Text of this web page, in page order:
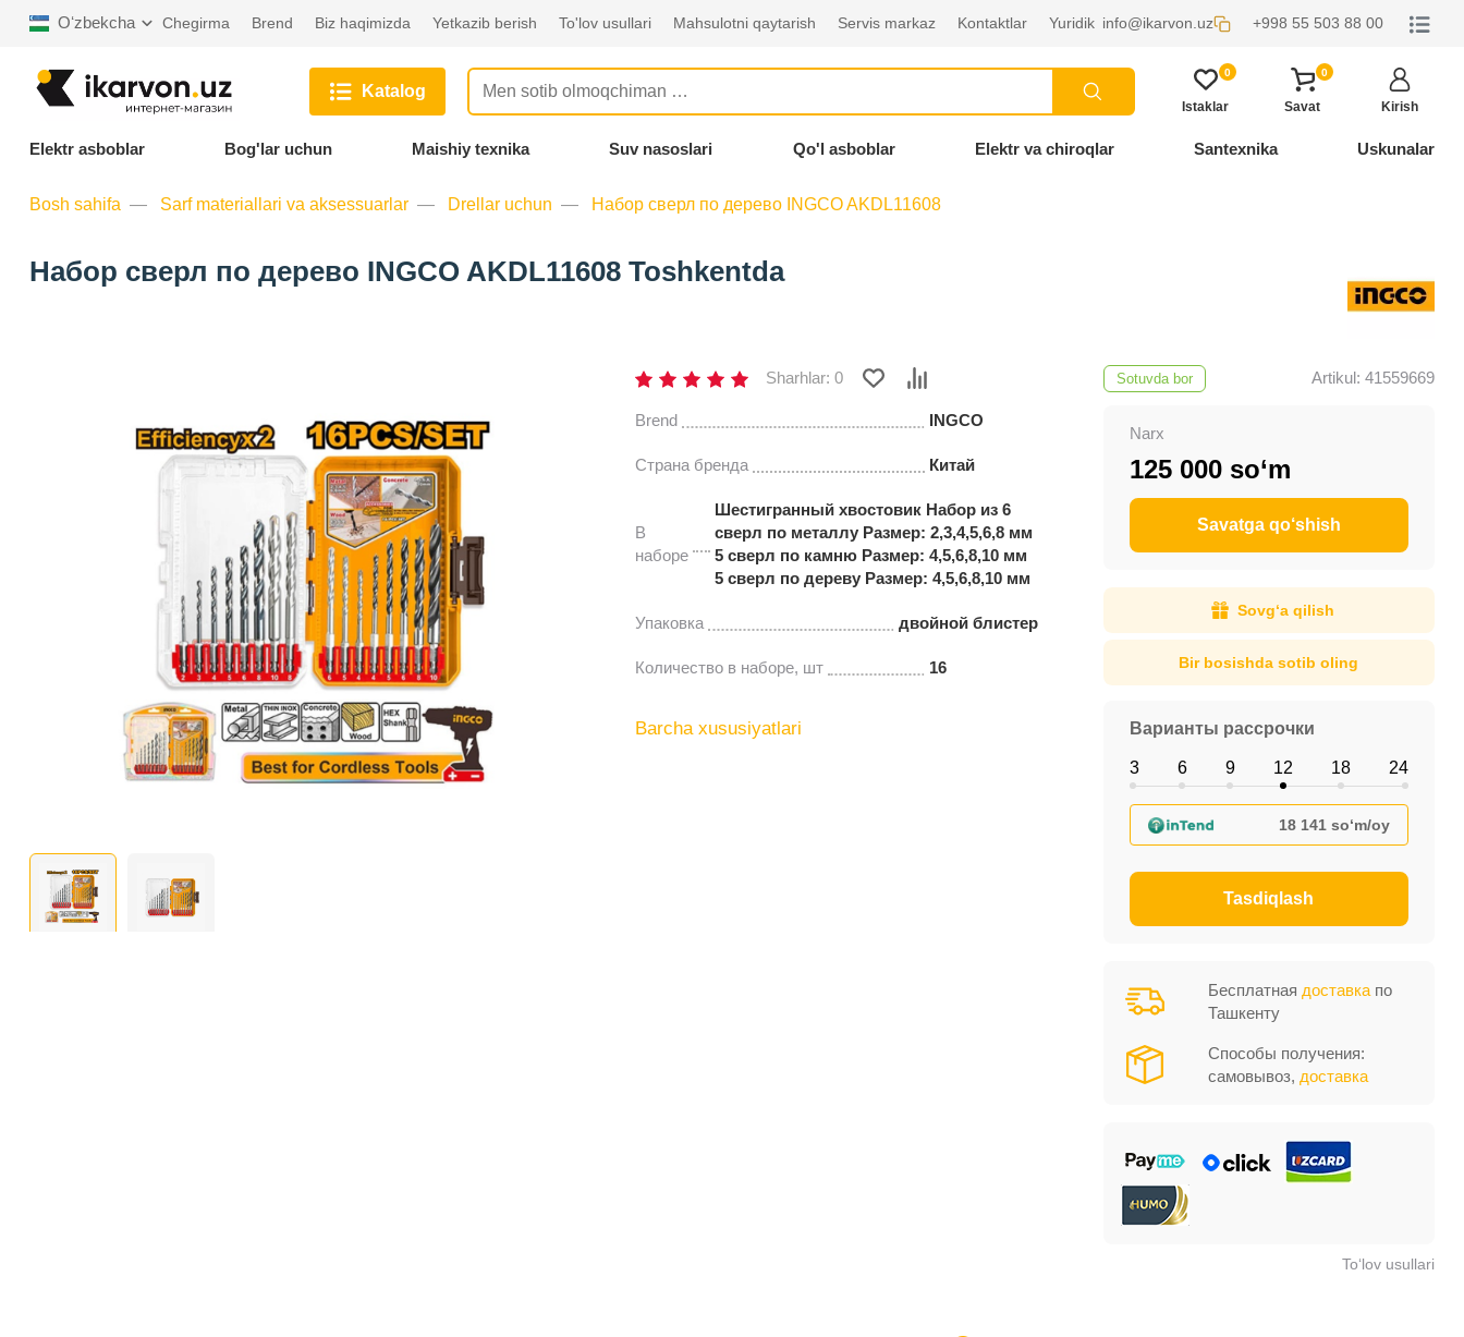
Oʻzbekcha Chegirma Brend Biz haqimizda Yetkazib berish To'lov usullari Mahsulotni qaytarish Servis markaz Kontaktlar Yuridik info@ikarvon.uz +998 55 503 88 00
Katalog
0
Istaklar
0
Savat Kirish
Elektr asboblar Bog'lar uchun Maishiy texnika Suv nasoslari Qo'l asboblar Elektr va chiroqlar Santexnika Uskunalar
Bosh sahifa Sarf materiallari va aksessuarlar Drellar uchun Набор сверл по дерево INGCO AKDL11608
Набор сверл по дерево INGCO AKDL11608 Toshkentda
Sharhlar: 0
Brend INGCO
Страна бренда Китай
В
наборе
Шестигранный хвостовик Набор из 6
сверл по металлу Размер: 2,3,4,5,6,8 мм
5 сверл по камню Размер: 4,5,6,8,10 мм
5 сверл по дереву Размер: 4,5,6,8,10 мм
Упаковка двойной блистер
Количество в наборе, шт 16
Barcha xususiyatlari
Sotuvda bor Artikul: 41559669
Narx
125 000 so‘m
Savatga qo‘shish
Sovg‘a qilish
Bir bosishda sotib oling
Варианты рассрочки
3 6 9 12 18 24
18 141 so‘m/oy
Tasdiqlash
Бесплатная доставкапо
Ташкенту
Способы получения:
самовывоз, доставка
To‘lov usullari